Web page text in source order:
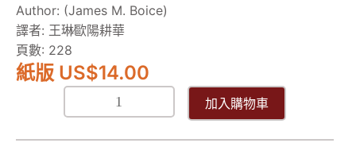
Author: (James M. Boice)
譯者: 王琳∕歐陽耕華
頁數: 228
紙版 US$14.00
加入購物車